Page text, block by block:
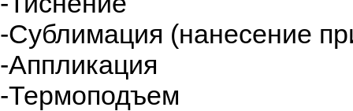
-Сублимация (нанесение
-Аппликация
-Термоподъем